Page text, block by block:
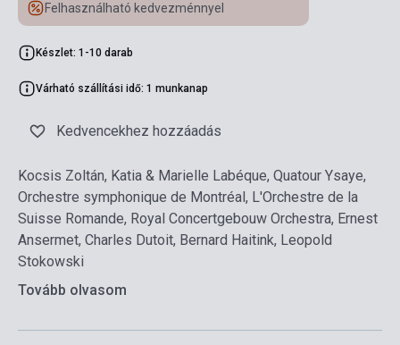
Felhasználható kedvezménnyel
Készlet: 1-10 darab
Várható szállítási idő: 1 munkanap
Kedvencekhez hozzáadás
Kocsis Zoltán, Katia & Marielle Labéque, Quatour Ysaye,
Orchestre symphonique de Montréal, L'Orchestre de la
Suisse Romande, Royal Concertgebouw Orchestra, Ernest
Ansermet, Charles Dutoit, Bernard Haitink, Leopold
Stokowski
Tovább olvasom